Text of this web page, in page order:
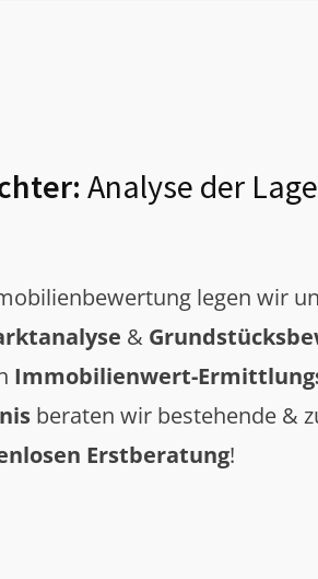
Analyse der
legen wir
&
Immobilienwert-
beraten wir bestehende &
Erstberatung!